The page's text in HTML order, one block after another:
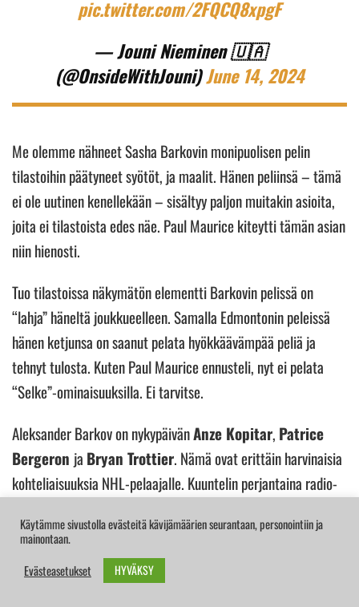
pic.twitter.com/2FQCQ8xpgF
— Jouni Nieminen 🇺🇦
(@OnsideWithJouni)June 14, 2024
Me olemme nähneet Sasha Barkovin monipuolisen pelin
tilastoihin päätyneet syötöt, ja maalit. Hänen peliinsä – tämä
ei ole uutinen kenellekään – sisältyy paljon muitakin asioita,
joita ei tilastoista edes näe. Paul Maurice kiteytti tämän asian
niin hienosti.
Tuo tilastoissa näkymätön elementti Barkovin pelissä on
“lahja” häneltä joukkueelleen. Samalla Edmontonin peleissä
hänen ketjunsa on saanut pelata hyökkäävämpää peliä ja
tehnyt tulosta. Kuten Paul Maurice ennusteli, nyt ei pelata
“Selke”-ominaisuuksilla. Ei tarvitse.
Aleksander Barkov on nykypäivänAnze Kopitar, Patrice
Bergeron ja Bryan Trottier. Nämä ovat erittäin harvinaisia
kohteliaisuuksia NHL-pelaajalle. Kuuntelin perjantaina radio-
Edmontonin yleisön pitäisi buuata Florida Panthersille kun
heidät esitellään, eikä etenkään Aleksander Barkoville.
Käytämme sivustolla evästeitä kävijämäärien seurantaan, personointiin ja
mainontaan.
Evästeasetukset
HYVÄKSY